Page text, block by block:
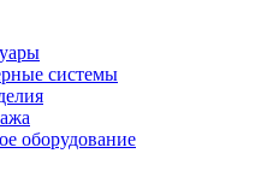
системы
оборудование